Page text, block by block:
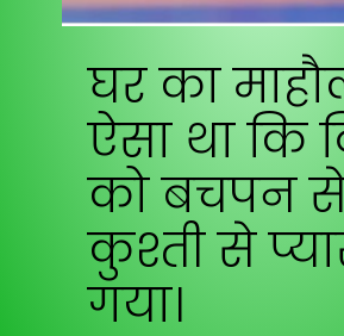
घर का
ऐसा था कि
को बचपन से
कुश्तीसे
गया।